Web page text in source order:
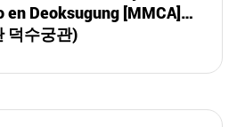
Deoksugung [MMCA]
덕수궁관)